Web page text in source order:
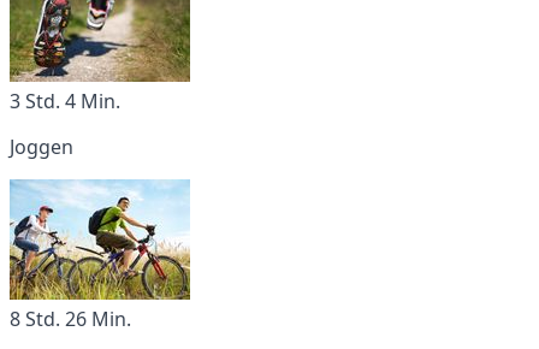
3 Std. 4 Min.
Joggen
8 Std. 26 Min.